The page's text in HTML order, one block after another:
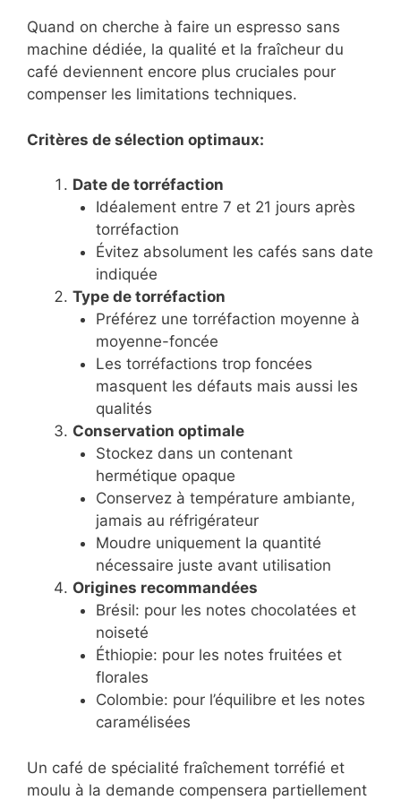
Quand on cherche à faire un espresso sans
machine dédiée, la qualité et la fraîcheur du
café deviennent encore plus cruciales pour
compenser les limitations techniques.
Critères de sélection optimaux:
Date de torréfaction
Idéalement entre 7 et 21 jours après
torréfaction
Évitez absolument les cafés sans date
indiquée
Type de torréfaction
Préférez une torréfaction moyenne à
moyenne-foncée
Les torréfactions trop foncées
masquent les défauts mais aussi les
qualités
Conservation optimale
Stockez dans un contenant
hermétique opaque
Conservez à température ambiante,
jamais au réfrigérateur
Moudre uniquement la quantité
nécessaire juste avant utilisation
Origines recommandées
Brésil: pour les notes chocolatées et
noiseté
Éthiopie: pour les notes fruitées et
florales
Colombie: pour l’équilibre et les notes
caramélisées
Un café de spécialité fraîchement torréfié et
moulu à la demande compensera partiellement